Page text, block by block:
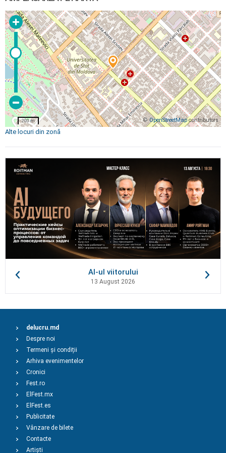
©OpenStreetMapcontributors
200 m
Alte locuri din zonă
AI-ul viitorului
13 August 2026
delucru.md
Despre noi
Termeni și condiții
Arhiva evenimentelor
Cronici
Fest.ro
ElFest.mx
ElFest.es
Publicitate
Vânzare de bilete
Contacte
Artiști